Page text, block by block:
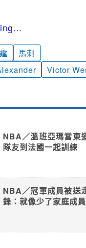
馬刺
Victor
NBA／溫班亞瑪當東
隊友到法國一起訓練
NBA／冠軍成員被送
鋒：就像少了家庭成員